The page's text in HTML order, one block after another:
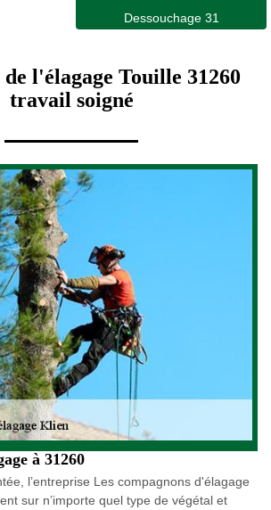
Dessouchage 31
l'élagage Touille 31260
travail soigné
à 31260
l’entreprise Les compagnons d'élagage
sur n’importe quel type de végétal et